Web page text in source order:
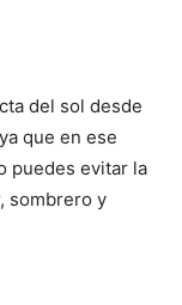
del sol desde
que en ese
puedes evitar la
sombrero y